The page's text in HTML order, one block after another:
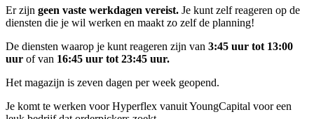
Er zijn geen vaste werkdagen vereist. Je kunt zelf reageren op de
diensten die je wil werken en maakt zo zelf de planning!
De diensten waarop je kunt reageren zijn van 3:45 uur tot 13:00
uur of van 16:45 uur tot 23:45 uur.
Het magazijn is zeven dagen per week geopend.
Je komt te werken voor Hyperflex vanuit YoungCapital voor een